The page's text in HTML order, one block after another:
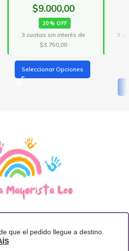
$9.000,00
20% OFF
3 cuotas sin interés de
$3.750,00
Seleccionar Opciones
3
que el pedido llegue a destino.